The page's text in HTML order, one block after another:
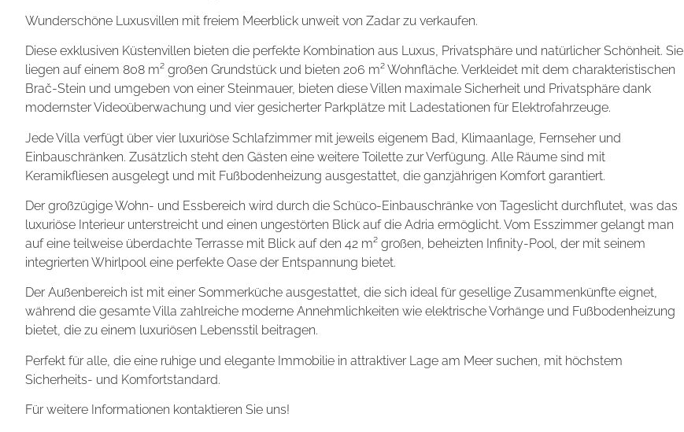
Wunderschöne Luxusvillen mit freiem Meerblick unweit von Zadar zu verkaufen.
Diese exklusiven Küstenvillen bieten die perfekte Kombination aus Luxus, Privatsphäre und natürlicher Schönheit. Sie
liegen auf einem 808 m² großen Grundstück und bieten 206 m² Wohnfläche. Verkleidet mit dem charakteristischen
Brač-Stein und umgeben von einer Steinmauer, bieten diese Villen maximale Sicherheit und Privatsphäre dank
modernster Videoüberwachung und vier gesicherter Parkplätze mit Ladestationen für Elektrofahrzeuge.
Jede Villa verfügt über vier luxuriöse Schlafzimmer mit jeweils eigenem Bad, Klimaanlage, Fernseher und
Einbauschränken. Zusätzlich steht den Gästen eine weitere Toilette zur Verfügung. Alle Räume sind mit
Keramikfliesen ausgelegt und mit Fußbodenheizung ausgestattet, die ganzjährigen Komfort garantiert.
Der großzügige Wohn- und Essbereich wird durch die Schüco-Einbauschränke von Tageslicht durchflutet, was das
luxuriöse Interieur unterstreicht und einen ungestörten Blick auf die Adria ermöglicht. Vom Esszimmer gelangt man
auf eine teilweise überdachte Terrasse mit Blick auf den 42 m² großen, beheizten Infinity-Pool, der mit seinem
integrierten Whirlpool eine perfekte Oase der Entspannung bietet.
Der Außenbereich ist mit einer Sommerküche ausgestattet, die sich ideal für gesellige Zusammenkünfte eignet,
während die gesamte Villa zahlreiche moderne Annehmlichkeiten wie elektrische Vorhänge und Fußbodenheizung
bietet, die zu einem luxuriösen Lebensstil beitragen.
Perfekt für alle, die eine ruhige und elegante Immobilie in attraktiver Lage am Meer suchen, mit höchstem
Sicherheits- und Komfortstandard.
Für weitere Informationen kontaktieren Sie uns!